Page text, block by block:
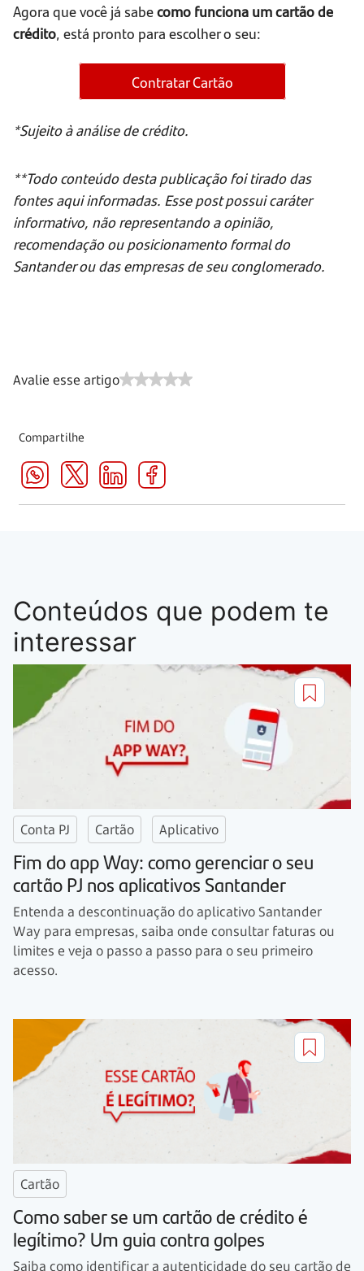
Agora que você já sabecomo funciona um cartão de
crédito, está pronto para escolher o seu:
Contratar Cartão
*Sujeito à análise de crédito.
**Todo conteúdo desta publicação foi tirado das
fontes aqui informadas. Esse post possui caráter
informativo, não representando a opinião,
recomendação ou posicionamento formal do
Santander ou das empresas de seu conglomerado.
Avalie esse artigo
Compartilhe
Conteúdos que podem te
interessar
Conta PJ Cartão Aplicativo
Fim do app Way: como gerenciar o seu
cartão PJ nos aplicativos Santander
Entenda a descontinuação do aplicativo Santander
Way para empresas, saiba onde consultar faturas ou
limites e veja o passo a passo para o seu primeiro
acesso.
Cartão
Como saber se um cartão de crédito é
legítimo? Um guia contra golpes
Saiba como identificar a autenticidade do seu cartão de